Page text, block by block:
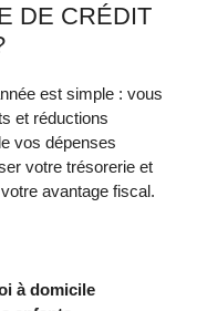
DE CRÉDIT
est simple : vous
et réductions
vos dépenses
votre trésorerie et
avantage fiscal.
à domicile